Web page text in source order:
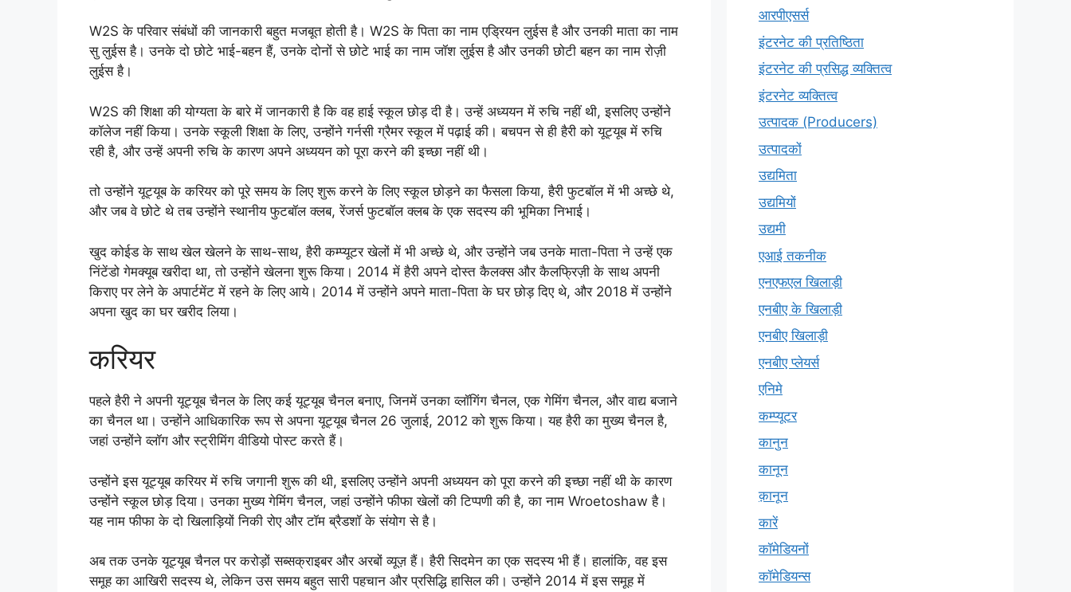
W2S के परिवार संबंधों की जानकारी बहुत मजबूत होती है। W2S के पिता का नाम एड्रियन लुईस है और उनकी माता का नाम
सु लुईस है। उनके दो छोटे भाई-बहन हैं, उनके दोनों से छोटे भाई का नाम जॉश लुईस है और उनकी छोटी बहन का नाम रोज़ी
लुईस है।
W2S की शिक्षा की योग्यता के बारे में जानकारी है कि वह हाई स्कूल छोड़ दी है। उन्हें अध्ययन में रुचि नहीं थी, इसलिए उन्होंने
कॉलेज नहीं किया। उनके स्कूली शिक्षा के लिए, उन्होंने गर्नसी ग्रैमर स्कूल में पढ़ाई की। बचपन से ही हैरी को यूट्यूब में रुचि
रही है, और उन्हें अपनी रुचि के कारण अपने अध्ययन को पूरा करने की इच्छा नहीं थी।
तो उन्होंने यूट्यूब के करियर को पूरे समय के लिए शुरू करने के लिए स्कूल छोड़ने का फैसला किया, हैरी फुटबॉल में भी अच्छे थे,
और जब वे छोटे थे तब उन्होंने स्थानीय फुटबॉल क्लब, रेंजर्स फुटबॉल क्लब के एक सदस्य की भूमिका निभाई।
खुद कोईड के साथ खेल खेलने के साथ-साथ, हैरी कम्प्यूटर खेलों में भी अच्छे थे, और उन्होंने जब उनके माता-पिता ने उन्हें एक
निंटेंडो गेमक्यूब खरीदा था, तो उन्होंने खेलना शुरू किया। 2014 में हैरी अपने दोस्त कैलक्स और कैलफ्रिज़ी के साथ अपनी
किराए पर लेने के अपार्टमेंट में रहने के लिए आये। 2014 में उन्होंने अपने माता-पिता के घर छोड़ दिए थे, और 2018 में उन्होंने
अपना खुद का घर खरीद लिया।
करियर
पहले हैरी ने अपनी यूट्यूब चैनल के लिए कई यूट्यूब चैनल बनाए, जिनमें उनका व्लॉगिंग चैनल, एक गेमिंग चैनल, और वाद्य बजाने
का चैनल था। उन्होंने आधिकारिक रूप से अपना यूट्यूब चैनल 26 जुलाई, 2012 को शुरू किया। यह हैरी का मुख्य चैनल है,
जहां उन्होंने व्लॉग और स्ट्रीमिंग वीडियो पोस्ट करते हैं।
उन्होंने इस यूट्यूब करियर में रुचि जगानी शुरू की थी, इसलिए उन्होंने अपनी अध्ययन को पूरा करने की इच्छा नहीं थी के कारण
उन्होंने स्कूल छोड़ दिया। उनका मुख्य गेमिंग चैनल, जहां उन्होंने फीफा खेलों की टिप्पणी की है, का नाम Wroetoshaw है।
यह नाम फीफा के दो खिलाड़ियों निकी रोए और टॉम ब्रैडशॉ के संयोग से है।
अब तक उनके यूट्यूब चैनल पर करोड़ों सब्सक्राइबर और अरबों व्यूज़ हैं। हैरी सिदमेन का एक सदस्य भी हैं। हालांकि, वह इस
समूह का आखिरी सदस्य थे, लेकिन उस समय बहुत सारी पहचान और प्रसिद्धि हासिल की। उन्होंने 2014 में इस समूह में
आरपीएसर्स
इंटरनेट की प्रतिष्ठिता
इंटरनेट की प्रसिद्ध व्यक्तित्व
इंटरनेट व्यक्तित्व
उत्पादक (Producers)
उत्पादकों
उद्यमिता
उद्यमियों
उद्यमी
एआई तकनीक
एनएफएल खिलाड़ी
एनबीए के खिलाड़ी
एनबीए खिलाड़ी
एनबीए प्लेयर्स
एनिमे
कम्प्यूटर
कानुन
कानून
क़ानून
कारें
कॉमेडियनों
कॉमेडियन्स